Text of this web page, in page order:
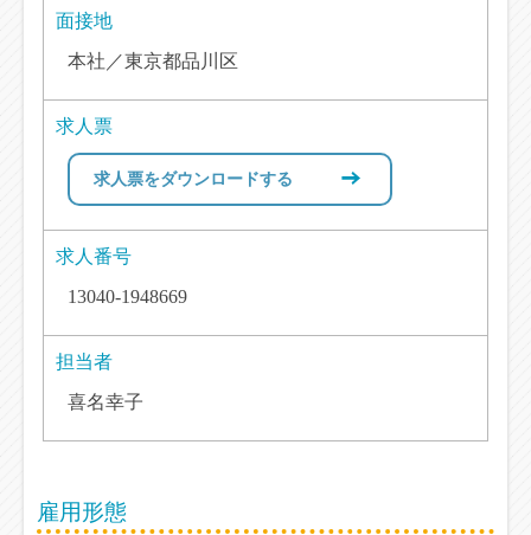
面接地
本社／東京都品川区
求人票
求人票をダウンロードする
求人番号
13040-1948669
担当者
喜名幸子
雇用形態